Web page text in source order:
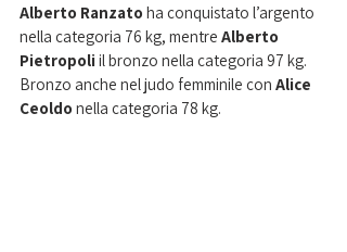
Alberto Ranzato ha conquistato l’argento
nella categoria 76 kg, mentre Alberto
Pietropoli il bronzo nella categoria 97 kg.
Bronzo anche nel judo femminile con Alice
Ceoldo nella categoria 78 kg.